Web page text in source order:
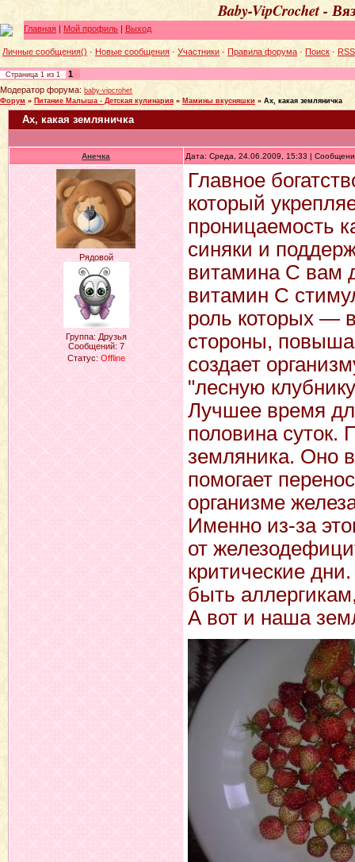
Baby-VipCrochet -
Главная | Мой профиль | Выход
Личные сообщения() · Новые сообщения · Участники · Правила форума · Поиск · RSS
Страница 1 из 1
1
Модератор форума: baby-vipcrohet
Форум » Питание Малыша - Детская кулинария » Мамины вкусняшки » Ах, какая земляничка
Ах, какая земляничка
Анечка Дата: Среда, 24.06.2009, 15:33 |
Рядовой
Группа: Друзья
Сообщений: 7
Статус: Offline
Главное
который
проницаемость
синяки и
витамина С вам
витамин С
роль которых —
стороны,
создает
"лесную
Лучшее время
половина суток.
земляника. Оно
помогает
организме
Именно из-за
от
критические
быть
А вот и наша